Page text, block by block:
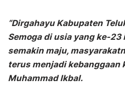
“Dirgahayu Kabupaten
Semoga di usia yang ke-23
semakin maju,
terus menjadi kebanggaan
Muhammad Ikbal.